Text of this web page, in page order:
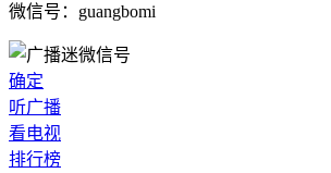
微信号：guangbomi
确定
听广播
看电视
排行榜